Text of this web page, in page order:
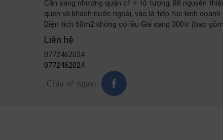
Cần sang nhượng quán cf + tô tượng, 88 nguyễn
quen và khách nước ngoài, vào là tiếp tục kinh
Diện tích 60m2 không có lầu Giá sang 300tr (bao
Liên hệ
0772462024
0772462024
Chia sẻ ngay: